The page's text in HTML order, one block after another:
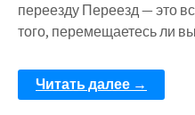
переезду Переезд — это
того, перемещаетесь ли
Читать далее →